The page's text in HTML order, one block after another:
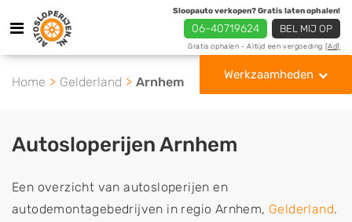
Sloopauto verkopen? Gratis laten ophalen!
06-40719624 BEL MIJ OP
Gratis ophalen - Altijd een vergoeding [Ad]
Werkzaamheden
Home Gelderland Arnhem
Autosloperijen Arnhem
Een overzicht van autosloperijen en
autodemontagebedrijven in regio Arnhem, Gelderland.